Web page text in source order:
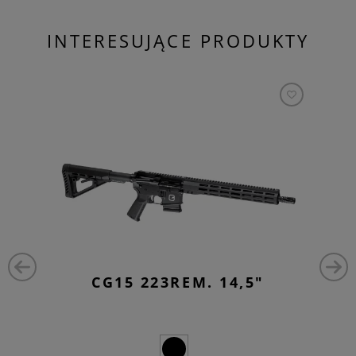
INTERESUJĄCE PRODUKTY
CG15 223REM. 14,5"